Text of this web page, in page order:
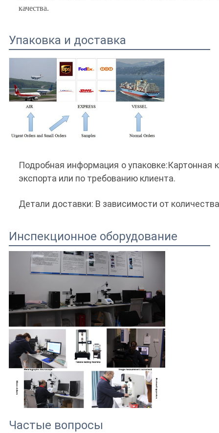
качества.
Упаковка и доставка
Подробная информация о упаковке:Картонная
экспорта или по требованию клиента.
Детали доставки: В зависимости от
Инспекционное оборудование
Частые вопросы